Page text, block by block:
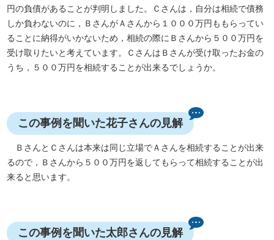
円の負債があることが判明しました。Ｃさんは，自分は相続で債務
しか負わないのに，ＢさんがＡさんから１０００万円ももらってい
ることに納得がいかないため，相続の際にＢさんから５００万円を
受け取りたいと考えています。ＣさんはＢさんが受け取ったお金の
うち，５００万円を相続することが出来るでしょうか。
この事例を聞いた花子さんの見解
ＢさんとＣさんは本来は同じ立場でＡさんを相続することが出来
るので，Ｂさんから５００万円を返してもらって相続することが出
来ると思います。
この事例を聞いた太郎さんの見解